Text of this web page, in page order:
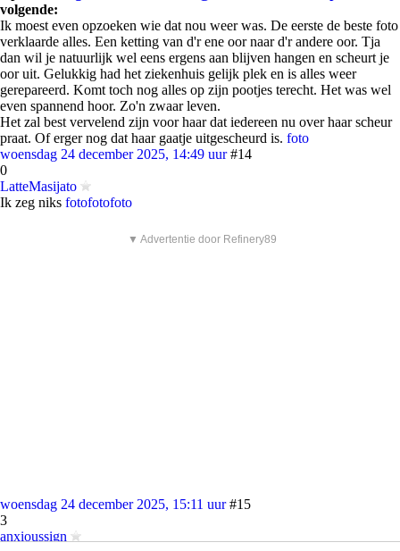
volgende:
Ik moest even opzoeken wie dat nou weer was. De eerste de beste foto
verklaarde alles. Een ketting van d'r ene oor naar d'r andere oor. Tja
dan wil je natuurlijk wel eens ergens aan blijven hangen en scheurt je
oor uit. Gelukkig had het ziekenhuis gelijk plek en is alles weer
gerepareerd. Komt toch nog alles op zijn pootjes terecht. Het was wel
even spannend hoor. Zo'n zwaar leven.
Het zal best vervelend zijn voor haar dat iedereen nu over haar scheur
praat. Of erger nog dat haar gaatje uitgescheurd is. foto
woensdag 24 december 2025, 14:49 uur #14
0
LatteMasijato
Ik zeg niks fotofotofoto
▼ Advertentie door Refinery89
woensdag 24 december 2025, 15:11 uur #15
3
anxioussign